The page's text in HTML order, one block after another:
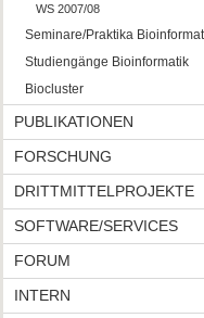
WS 2007/08
Seminare/Praktika
Studiengänge Bioinformatik
Biocluster
PUBLIKATIONEN
FORSCHUNG
DRITTMITTELPROJEKTE
SOFTWARE/SERVICES
FORUM
INTERN